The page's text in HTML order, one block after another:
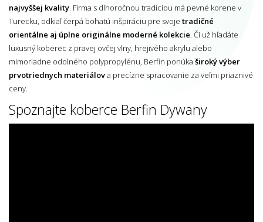
najvyššej kvality. Firma s dlhoročnou tradíciou má pevné korene v
Turecku, odkiaľ čerpá bohatú inšpiráciu pre svoje tradičné
orientálne aj úplne originálne moderné kolekcie. Či už hľadáte
luxusný koberec z pravej ovčej vlny, hrejivého akrylu alebo
mimoriadne odolného polypropylénu, Berfin ponúka široký výber
prvotriednych materiálova precízne spracovanie za veľmi priaznivé
ceny.
Spoznajte koberce Berfin Dywany